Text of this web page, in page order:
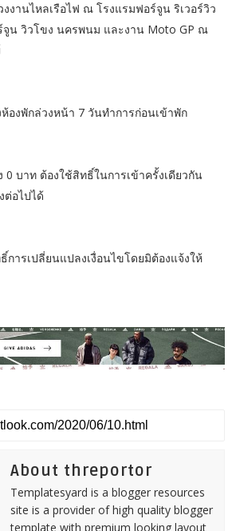
งงานไหลเรือไฟ ณ โรงแรมฟอร์จูน ริเวอร์วิว
น วิวโขง นครพนม และงาน Moto GP ณ
องพักล่วงหน้า 7 วันทำการก่อนเข้าพัก
0 บาท ต้องใช้สิทธิ์ในการเข้าครั้งเดียวกัน
ต่อไปได้
ารเปลี่ยนแปลงเงื่อนไขโดยมิต้องแจ้งให้
About threportor
Templatesyard is a blogger resources
site is a provider of high quality blogger
template with premium looking layout